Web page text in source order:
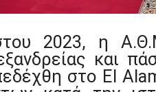
2023, η
και
στο El